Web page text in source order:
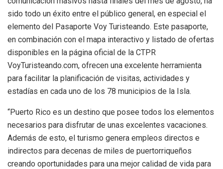
sido todo un éxito entre el público general, en especial el
elemento del Pasaporte Voy Turisteando. Este pasaporte,
en combinación con el mapa interactivo y listado de ofertas
disponibles en la página oficial de la CTPR
VoyTuristeando.com, ofrecen una excelente herramienta
para facilitar la planificación de visitas, actividades y
estadías en cada uno de los 78 municipios de la Isla.
“Puerto Rico es un destino que posee todos los elementos
necesarios para disfrutar de unas excelentes vacaciones.
Además de esto, el turismo genera empleos directos e
indirectos para decenas de miles de puertorriqueños
creando oportunidades para una mejor calidad de vida para